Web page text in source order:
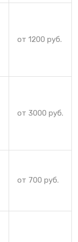
от 1200 руб.
от 3000 руб.
от 700 руб.